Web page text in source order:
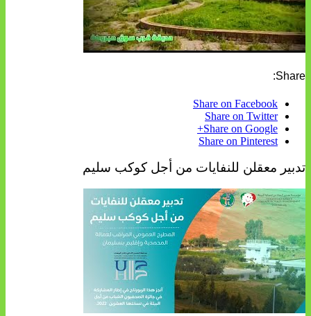
Share:
Share on Facebook
Share on Twitter
Share on Google+
Share on Pinterest
تدبير معقلن للنفايات من أجل كوكب سليم